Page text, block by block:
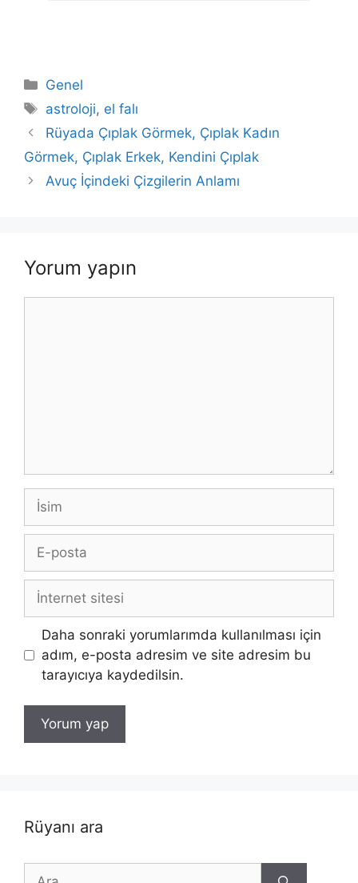
Kategoriler
Genel
Etiketler
astroloji, el falı
Rüyada Çıplak Görmek, Çıplak Kadın
Görmek, Çıplak Erkek, Kendini Çıplak
Avuç İçindeki Çizgilerin Anlamı
Yorum yapın
İsim
posta
İnternet
sitesi
Daha sonraki yorumlarımda kullanılması için
adım, e-posta adresim ve site adresim bu
tarayıcıya kaydedilsin.
Rüyanı ara
için